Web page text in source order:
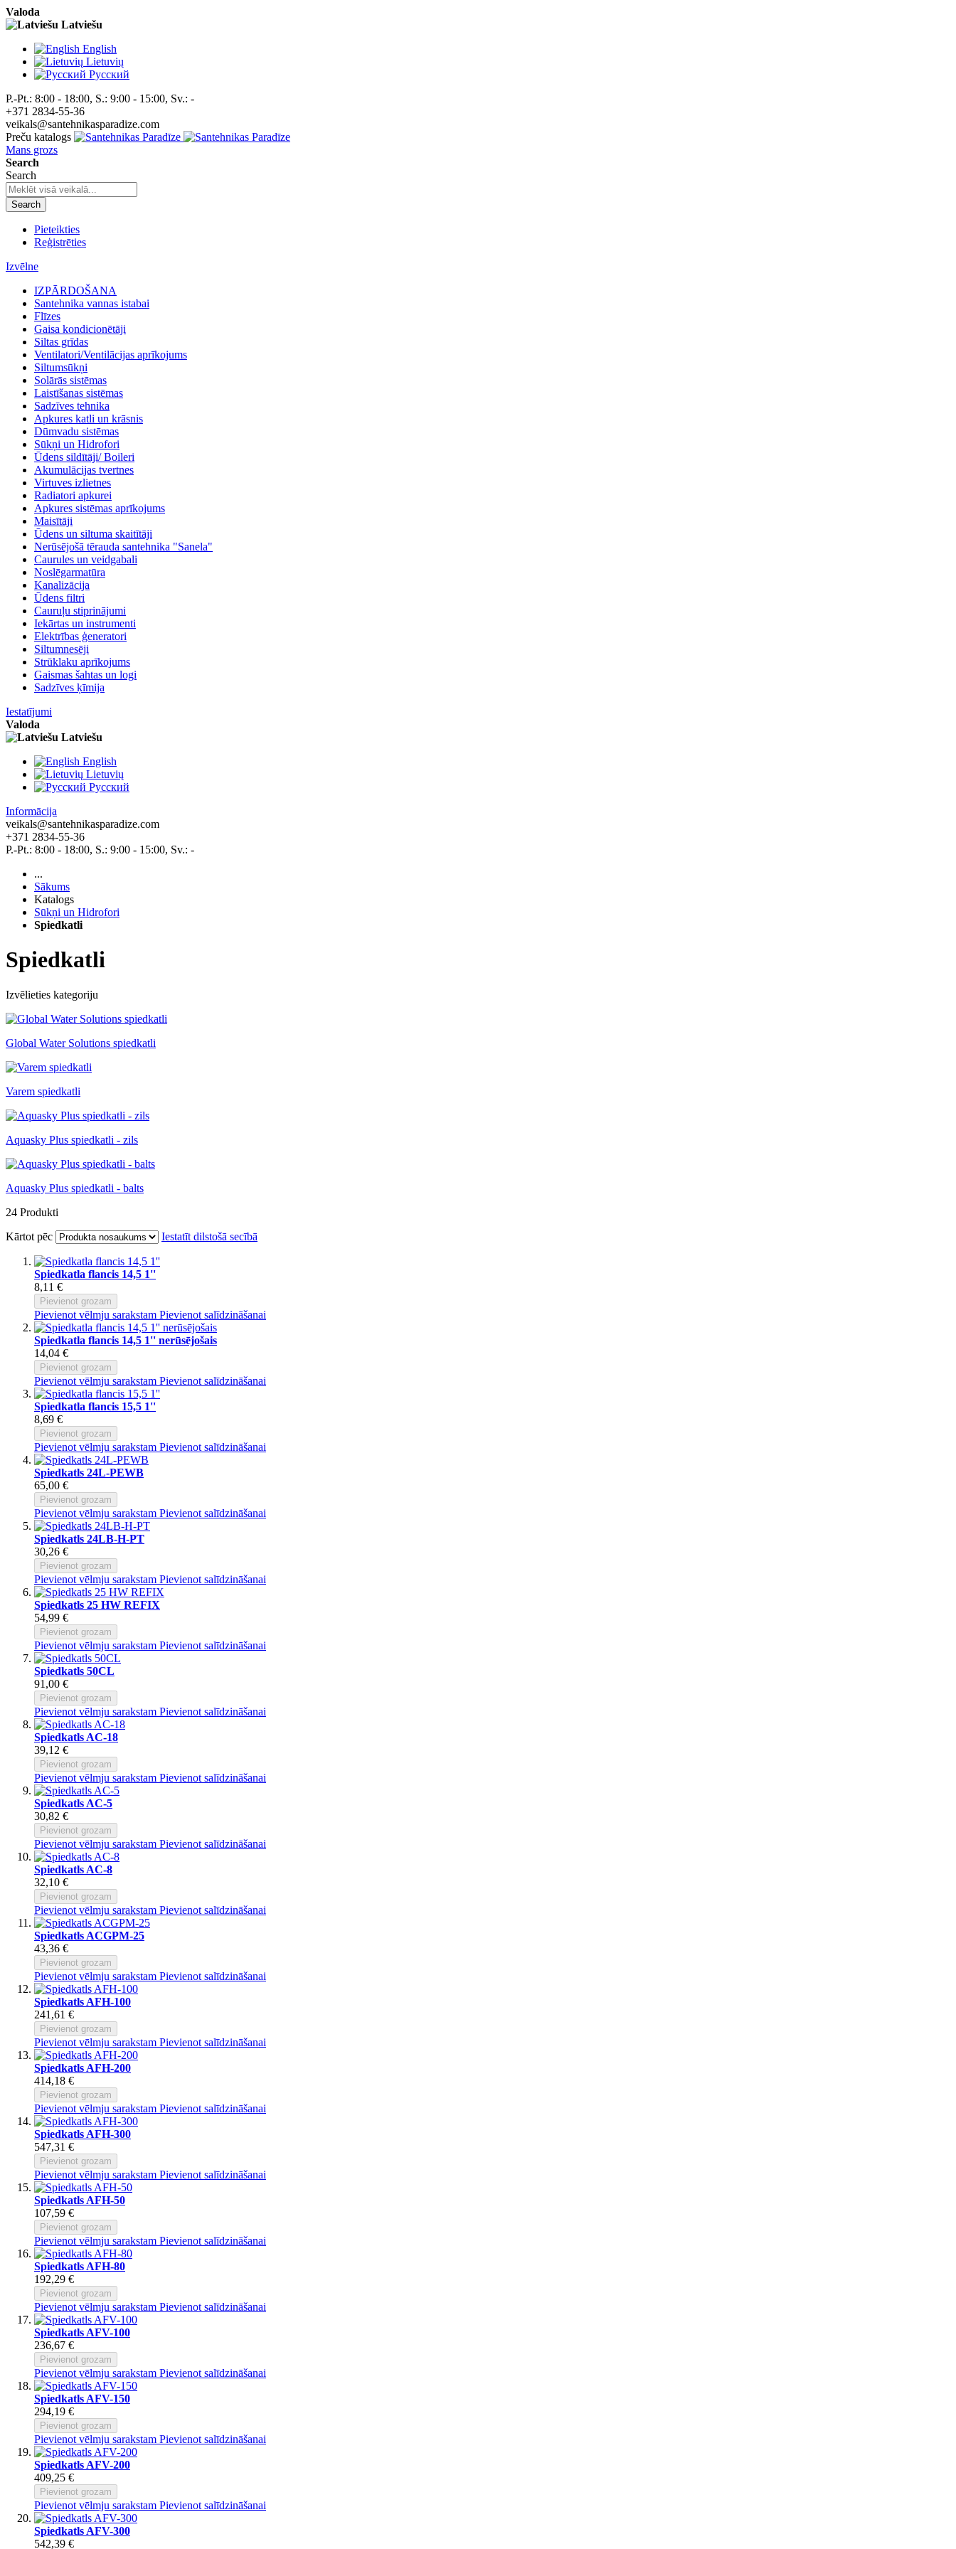
Valoda
Latviešu
English
Lietuvių
Pусский
P.-Pt.: 8:00 - 18:00, S.: 9:00 - 15:00, Sv.: -
+371 2834-55-36
veikals@santehnikasparadize.com
Preču katalogs
Mans grozs
Search
Search
Search
Pieteikties
Reģistrēties
Izvēlne
IZPĀRDOŠANA
Santehnika vannas istabai
Flīzes
Gaisa kondicionētāji
Siltas grīdas
Ventilatori/Ventilācijas aprīkojums
Siltumsūkņi
Solārās sistēmas
Laistīšanas sistēmas
Sadzīves tehnika
Apkures katli un krāsnis
Dūmvadu sistēmas
Sūkņi un Hidrofori
Ūdens sildītāji/ Boileri
Akumulācijas tvertnes
Virtuves izlietnes
Radiatori apkurei
Apkures sistēmas aprīkojums
Maisītāji
Ūdens un siltuma skaitītāji
Nerūsējošā tērauda santehnika "Sanela"
Caurules un veidgabali
Noslēgarmatūra
Kanalizācija
Ūdens filtri
Cauruļu stiprinājumi
Iekārtas un instrumenti
Elektrības ģeneratori
Siltumnesēji
Strūklaku aprīkojums
Gaismas šahtas un logi
Sadzīves ķīmija
Iestatījumi
Valoda
Latviešu
English
Lietuvių
Pусский
Informācija
veikals@santehnikasparadize.com
+371 2834-55-36
P.-Pt.: 8:00 - 18:00, S.: 9:00 - 15:00, Sv.: -
...
Sākums
Katalogs
Sūkņi un Hidrofori
Spiedkatli
Spiedkatli
Izvēlieties kategoriju
Global Water Solutions spiedkatli
Varem spiedkatli
Aquasky Plus spiedkatli - zils
Aquasky Plus spiedkatli - balts
24 Produkti
Kārtot pēc
Iestatīt dilstošā secībā
Spiedkatla flancis 14,5 1''
8,11 €
Pievienot grozam
Pievienot vēlmju sarakstam Pievienot salīdzināšanai
Spiedkatla flancis 14,5 1'' nerūsējošais
14,04 €
Pievienot grozam
Pievienot vēlmju sarakstam Pievienot salīdzināšanai
Spiedkatla flancis 15,5 1''
8,69 €
Pievienot grozam
Pievienot vēlmju sarakstam Pievienot salīdzināšanai
Spiedkatls 24L-PEWB
65,00 €
Pievienot grozam
Pievienot vēlmju sarakstam Pievienot salīdzināšanai
Spiedkatls 24LB-H-PT
30,26 €
Pievienot grozam
Pievienot vēlmju sarakstam Pievienot salīdzināšanai
Spiedkatls 25 HW REFIX
54,99 €
Pievienot grozam
Pievienot vēlmju sarakstam Pievienot salīdzināšanai
Spiedkatls 50CL
91,00 €
Pievienot grozam
Pievienot vēlmju sarakstam Pievienot salīdzināšanai
Spiedkatls AC-18
39,12 €
Pievienot grozam
Pievienot vēlmju sarakstam Pievienot salīdzināšanai
Spiedkatls AC-5
30,82 €
Pievienot grozam
Pievienot vēlmju sarakstam Pievienot salīdzināšanai
Spiedkatls AC-8
32,10 €
Pievienot grozam
Pievienot vēlmju sarakstam Pievienot salīdzināšanai
Spiedkatls ACGPM-25
43,36 €
Pievienot grozam
Pievienot vēlmju sarakstam Pievienot salīdzināšanai
Spiedkatls AFH-100
241,61 €
Pievienot grozam
Pievienot vēlmju sarakstam Pievienot salīdzināšanai
Spiedkatls AFH-200
414,18 €
Pievienot grozam
Pievienot vēlmju sarakstam Pievienot salīdzināšanai
Spiedkatls AFH-300
547,31 €
Pievienot grozam
Pievienot vēlmju sarakstam Pievienot salīdzināšanai
Spiedkatls AFH-50
107,59 €
Pievienot grozam
Pievienot vēlmju sarakstam Pievienot salīdzināšanai
Spiedkatls AFH-80
192,29 €
Pievienot grozam
Pievienot vēlmju sarakstam Pievienot salīdzināšanai
Spiedkatls AFV-100
236,67 €
Pievienot grozam
Pievienot vēlmju sarakstam Pievienot salīdzināšanai
Spiedkatls AFV-150
294,19 €
Pievienot grozam
Pievienot vēlmju sarakstam Pievienot salīdzināšanai
Spiedkatls AFV-200
409,25 €
Pievienot grozam
Pievienot vēlmju sarakstam Pievienot salīdzināšanai
Spiedkatls AFV-300
542,39 €